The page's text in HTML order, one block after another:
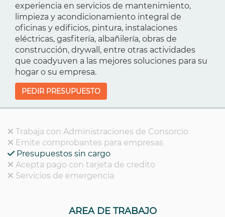
experiencia en servicios de mantenimiento,
limpieza y acondicionamiento integral de
oficinas y edificios, pintura, instalaciones
eléctricas, gasfitería, albañilería, obras de
construcción, drywall, entre otras actividades
que coadyuven a las mejores soluciones para su
hogar o su empresa.
PEDIR PRESUPUESTO
Trabaja con Administraciones de Consorcio
Emite comprobantes para empresas
Presupuestos sin cargo
Acepta pago con tarjeta de credito
Servicios de emergencia
AREA DE TRABAJO